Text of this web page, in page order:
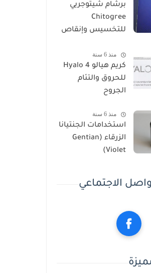
برشام شيتوجريي
Chitogree
للتخسيس وإنقاص
منذ 6 سنة
كريم هيالو 4 Hyalo
للحروق والتئام
الجروح
منذ 6 سنة
استخدامات الجنتيانا
الزرقاء (Gentian
Violet)
الاجتماعي